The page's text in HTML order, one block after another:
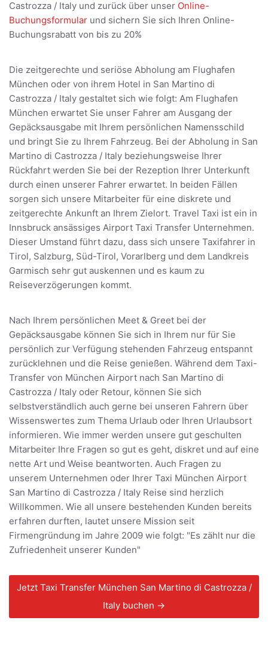
Castrozza / Italy und zurück über unser Online-
Buchungsformular und sichern Sie sich Ihren Online-
Buchungsrabatt von bis zu 20%
Die zeitgerechte und seriöse Abholung am Flughafen
München oder von ihrem Hotel in San Martino di
Castrozza / Italy gestaltet sich wie folgt: Am Flughafen
München erwartet Sie unser Fahrer am Ausgang der
Gepäcksausgabe mit Ihrem persönlichen Namensschild
und bringt Sie zu Ihrem Fahrzeug. Bei der Abholung in San
Martino di Castrozza / Italy beziehungsweise Ihrer
Rückfahrt werden Sie bei der Rezeption Ihrer Unterkunft
durch einen unserer Fahrer erwartet. In beiden Fällen
sorgen sich unsere Mitarbeiter für eine diskrete und
zeitgerechte Ankunft an Ihrem Zielort. Travel Taxi ist ein in
Innsbruck ansässiges Airport Taxi Transfer Unternehmen.
Dieser Umstand führt dazu, dass sich unsere Taxifahrer in
Tirol, Salzburg, Süd-Tirol, Vorarlberg und dem Landkreis
Garmisch sehr gut auskennen und es kaum zu
Reiseverzögerungen kommt.
Nach Ihrem persönlichen Meet & Greet bei der
Gepäcksausgabe können Sie sich in Ihrem nur für Sie
persönlich zur Verfügung stehenden Fahrzeug entspannt
zurücklehnen und die Reise genießen. Während dem Taxi-
Transfer von München Airport nach San Martino di
Castrozza / Italy oder Retour, können Sie sich
selbstverständlich auch gerne bei unseren Fahrern über
Wissenswertes zum Thema Urlaub oder Ihren Urlaubsort
informieren. Wie immer werden unsere gut geschulten
Mitarbeiter Ihre Fragen so gut es geht, diskret und auf eine
nette Art und Weise beantworten. Auch Fragen zu
unserem Unternehmen oder Ihrer Taxi München Airport
San Martino di Castrozza / Italy Reise sind herzlich
Willkommen. Wie all unsere bestehenden Kunden bereits
erfahren durften, lautet unsere Mission seit
Firmengründung im Jahre 2009 wie folgt: "Es zählt nur die
Zufriedenheit unserer Kunden"
Jetzt Taxi Transfer München San Martino di Castrozza /
Italy buchen →